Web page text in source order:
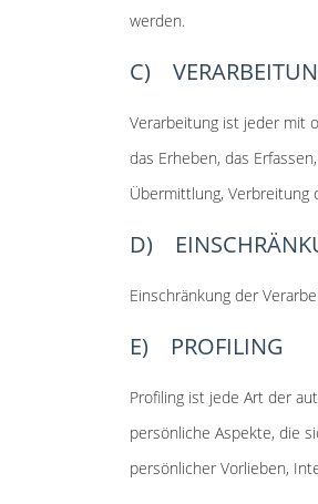
werden.
C)
Verarbeitung ist jeder mit
das Erheben, das
Übermittlung, Verbreitung
D)
Einschränkung der
E) PROFILING
Profiling ist jede Art der
persönliche Aspekte, die
persönlicher Vorlieben,